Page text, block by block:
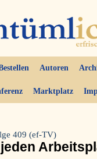
Autoren
Marktplatz
409 (ef-TV)